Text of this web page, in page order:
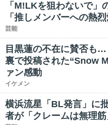
「M!LKを狙わないで
「推しメンバーへの熱
芸能
目黒蓮の不在に賛否も
裏で投稿された“Snow
ァン感動
イケメン
横浜流星「BL発言」に
者が「クレームは無理